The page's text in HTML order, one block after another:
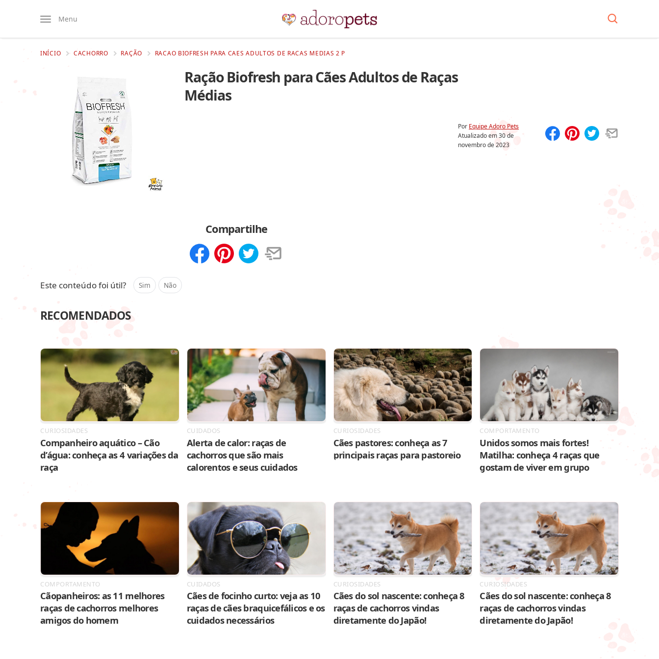
Menu
INÍCIO CACHORRO RAÇÃO RACAO BIOFRESH PARA CAES ADULTOS DE RACAS MEDIAS 2 P
Ração Biofresh para Cães Adultos de Raças
Médias
Por Equipe Adoro Pets
Atualizado em30 de
novembro de 2023
Compartilhe
Este conteúdo foi útil? Sim Não
RECOMENDADOS
CURIOSIDADES
Companheiro aquático – Cão
d’água: conheça as 4 variações da
raça
CUIDADOS
Alerta de calor: raças de
cachorros que são mais
calorentos e seus cuidados
CURIOSIDADES
Cães pastores: conheça as 7
principais raças para pastoreio
COMPORTAMENTO
Unidos somos mais fortes!
Matilha: conheça 4 raças que
gostam de viver em grupo
COMPORTAMENTO
Cãopanheiros: as 11 melhores
raças de cachorros melhores
amigos do homem
CUIDADOS
Cães de focinho curto: veja as 10
raças de cães braquicefálicos e os
cuidados necessários
CURIOSIDADES
Cães do sol nascente: conheça 8
raças de cachorros vindas
diretamente do Japão!
CURIOSIDADES
Cães do sol nascente: conheça 8
raças de cachorros vindas
diretamente do Japão!